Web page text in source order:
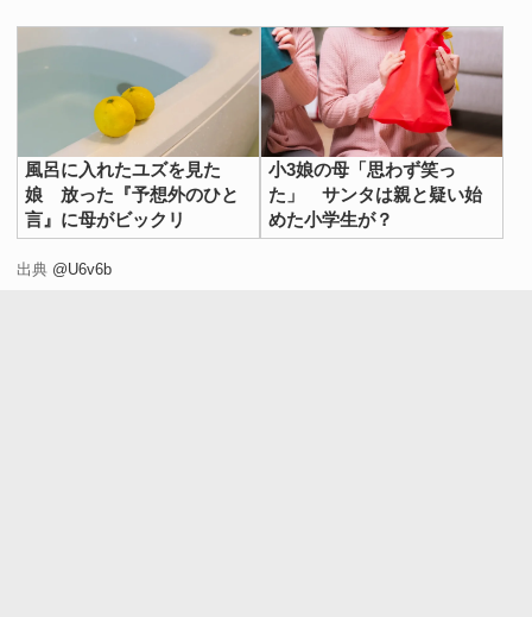
風呂に入れたユズを見た
娘 放った『予想外のひと
言』に母がビックリ
小3娘の母「思わず笑っ
た」 サンタは親と疑い始
めた小学生が？
出典 @U6v6b